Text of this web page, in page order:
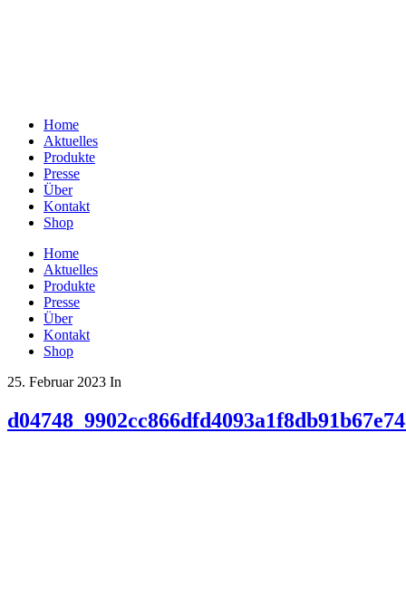
Home
Aktuelles
Produkte
Presse
Über
Kontakt
Shop
Home
Aktuelles
Produkte
Presse
Über
Kontakt
Shop
25. Februar 2023 In